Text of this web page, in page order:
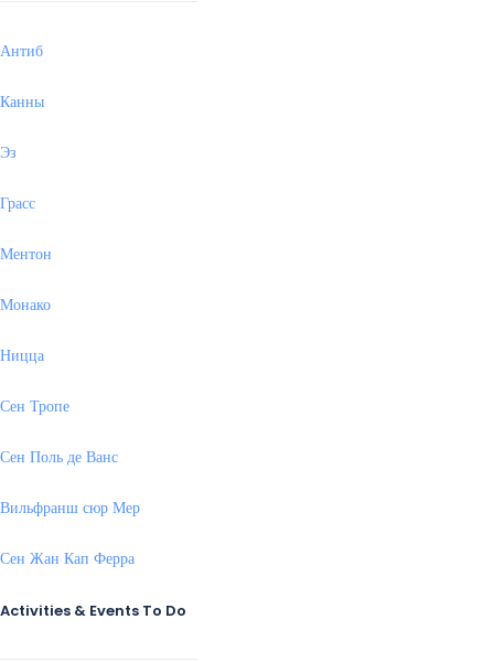
Антиб
Канны
Эз
Грасс
Ментон
Монако
Ницца
Сен Тропе
Сен Поль де Ванс
Вильфранш сюр Мер
Сен Жан Кап Ферра
Activities & Events To Do